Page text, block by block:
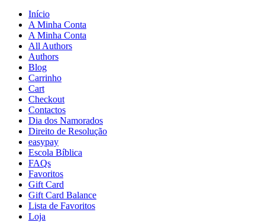
Início
A Minha Conta
A Minha Conta
All Authors
Authors
Blog
Carrinho
Cart
Checkout
Contactos
Dia dos Namorados
Direito de Resolução
easypay
Escola Bíblica
FAQs
Favoritos
Gift Card
Gift Card Balance
Lista de Favoritos
Loja